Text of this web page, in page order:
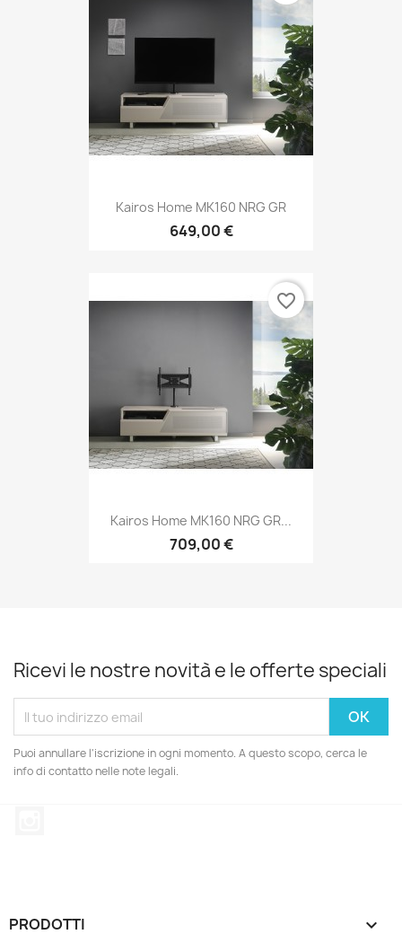
Kairos Home MK160 NRG GR
649,00 €
Kairos Home MK160 NRG GR...
709,00 €
favorite_border
Ricevi le nostre novità e le offerte speciali
Puoi annullare l'iscrizione in ogni momento. A questo scopo, cerca le
info di contatto nelle note legali.
PRODOTTI 